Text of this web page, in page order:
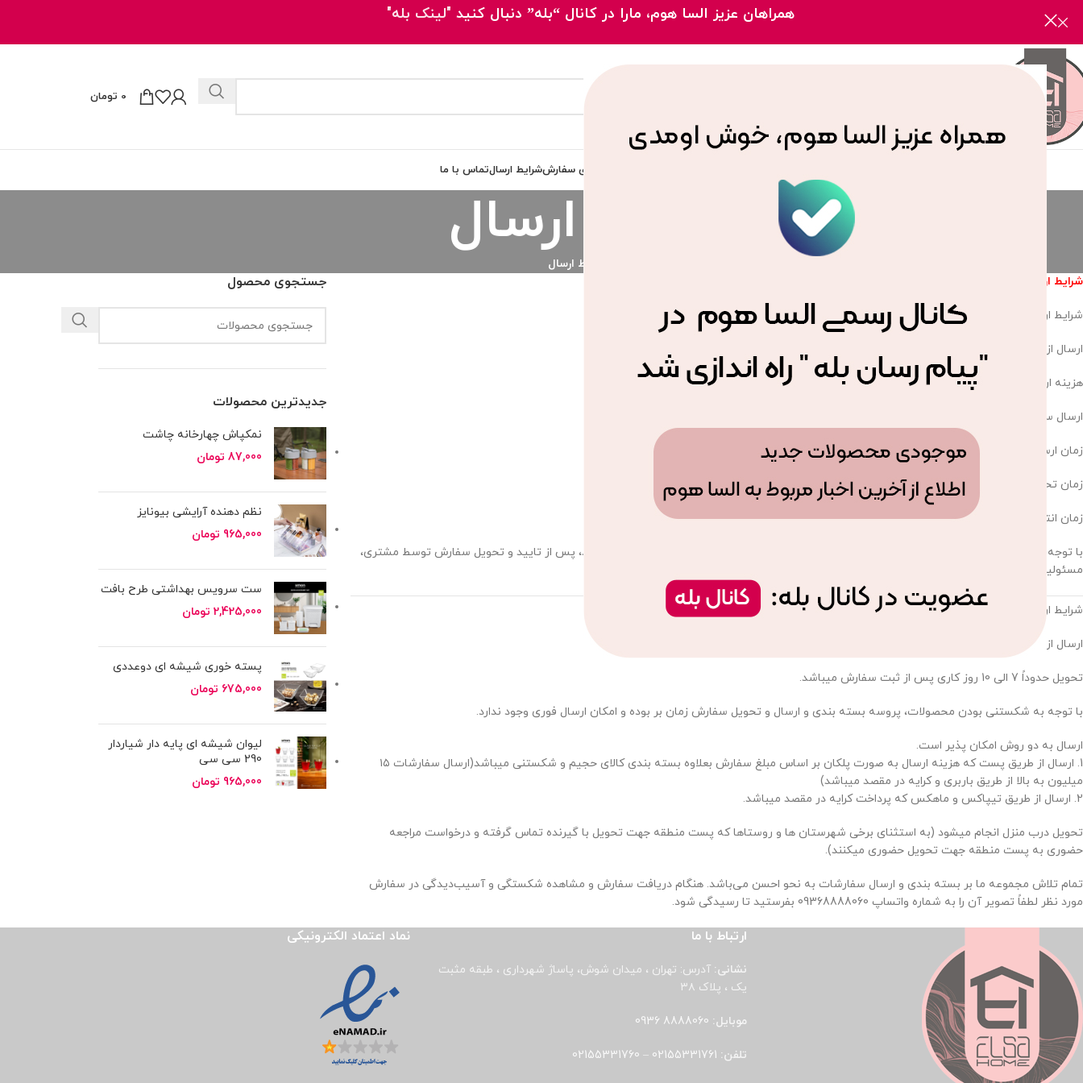
همراهان عزیز السا هوم، مارا در کانال “بله” دنبال کنید "لینک بله"
0 تومان
پیگیری سفارششرایط ارسالتماس با ما
شرایط ارسال
شرایط ارسال
شرایط ارسال سفارشات برای مناطق و شهرستان های اطراف تهران و شهرستان ها:
شرایط ارسال سفارشات برای مناطق 22گانه تهران:
ارسال از طریق پیک می‌باشد.
هزینه ارسال 200 هزار تومان می‌باشد.
ارسال سفارشات حدود یک الی سه روز کاری پس از ثبت سفارش انجام میشود
زمان ارسال بعد از ظهر و عصرها می‌باشد.
زمان تحویل محصولاتی که به صورت سفارشی برای مشتری تهیه می‌شوند بیشتر خواهد بود.
زمان انتظار پیک جهت چک کردن تعداد و سلامت سفارشات نهایتا ۱۵ دقیقه می‌باشد.
با توجه به اینکه مأمور پیک جهت چک کردن تعداد و سلامت اقلام سفارشی توسط مشتری منتظر می‌مانند، پس از تایید و تحویل سفارش توسط مشتری،
مسئولیت مشکلات احتمالی مانند کسری اقلام سفارشی از عهده فروشگاه خارج است.
شرایط ارسال سفارشات برای حومه تهران و شهرستان ها:
ارسال از طریق پست می‌باشد.
تحویل حدوداً 7 الی 10 روز کاری پس از ثبت سفارش میباشد.
با توجه به شکستنی بودن محصولات، پروسه بسته بندی و ارسال و تحویل سفارش زمان بر بوده و امکان ارسال فوری وجود ندارد.
ارسال به دو روش امکان پذیر است.
1. ارسال از طریق پست که هزینه ارسال به صورت پلکان بر اساس مبلغ سفارش بعلاوه بسته بندی کالای حجیم و شکستنی میباشد(ارسال سفارشات ۱۵
میلیون به بالا از طریق باربری و کرایه در مقصد میباشد)
2. ارسال از طریق تیپاکس و ماهکس که پرداخت کرایه در مقصد میباشد.
تحویل درب منزل انجام میشود (به استثنای برخی شهرستان ها و روستاها که پست منطقه جهت تحویل با گیرنده تماس گرفته و درخواست مراجعه
حضوری به پست منطقه جهت تحویل حضوری میکنند).
تمام تلاش مجموعه ما بر بسته بندی و ارسال سفارشات به نحو احسن می‌باشد. هنگام دریافت سفارش و مشاهده شکستگی و آسیب‌دیدگی در سفارش
مورد نظر لطفاً تصویر آن را به شماره واتساپ 09368888060 بفرستید تا رسیدگی شود.
جستجوی محصول
جدیدترین محصولات
نمکپاش چهارخانه چاشت
87,000 تومان
نظم دهنده آرایشی بیونایز
965,000 تومان
ست سرویس بهداشتی طرح بافت
2,425,000 تومان
پسته خوری شیشه ای دوعددی
675,000 تومان
لیوان شیشه ای پایه دار شیاردار
290 سی سی
965,000 تومان
ارتباط با ما
نشانی: آدرس: تهران ، میدان شوش، پاساژ شهرداری ، طبقه مثبت
یک ، پلاک ۳۸
موبایل: 8888060 0936
تلفن: 02155331761
–
02155331760
نماد اعتماد الکترونیکی